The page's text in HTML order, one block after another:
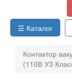
☰ Каталог
Контактор
(110В У3